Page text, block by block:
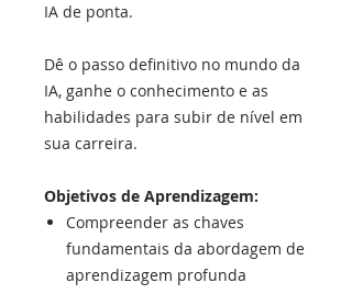
IA de ponta.
Dê o passo definitivo no mundo da
IA, ganhe o conhecimento e as
habilidades para subir de nível em
sua carreira.
Objetivos de Aprendizagem:
Compreender as chaves
fundamentais da abordagem de
aprendizagem profunda